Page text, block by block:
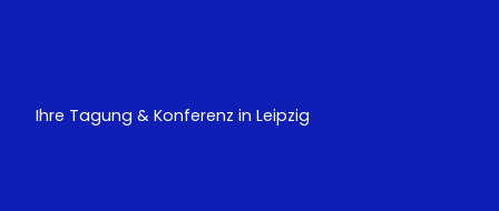
u
b
d
Ihre Tagung & Konferenz in Leipzig